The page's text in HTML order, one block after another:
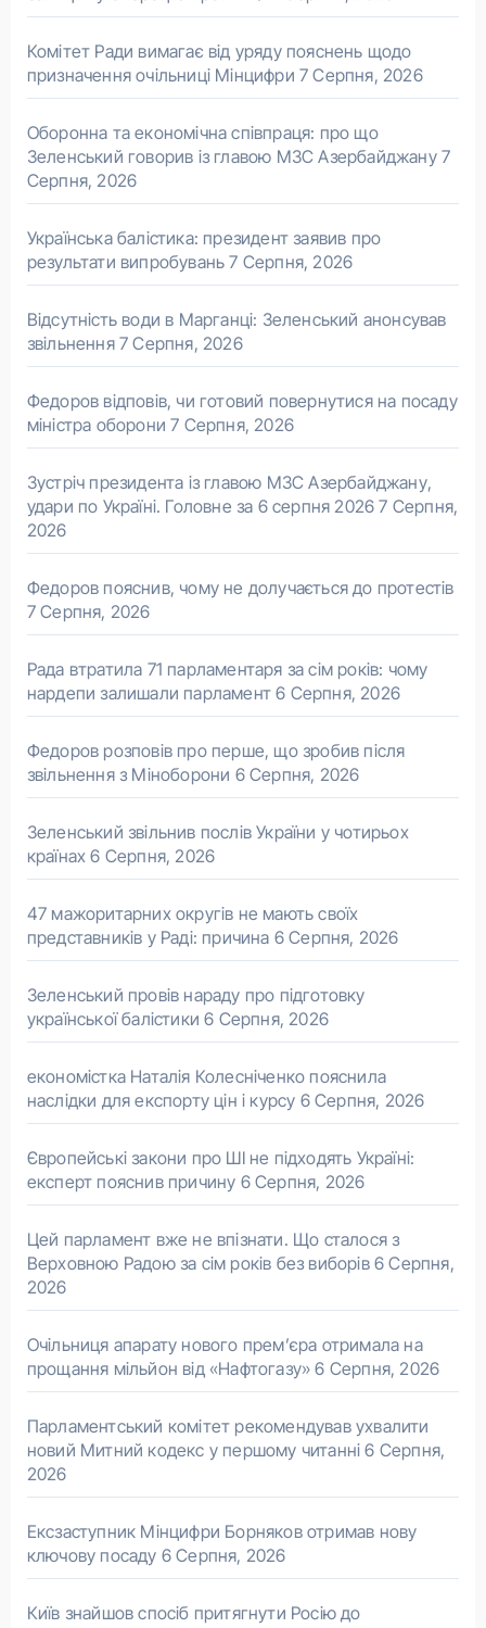
Комітет Ради вимагає від уряду пояснень щодо
призначення очільниці Мінцифри 7 Серпня, 2026
Оборонна та економічна співпраця: про що
Зеленський говорив із главою МЗС Азербайджану 7
Серпня, 2026
Українська балістика: президент заявив про
результати випробувань 7 Серпня, 2026
Відсутність води в Марганці: Зеленський анонсував
звільнення 7 Серпня, 2026
Федоров відповів, чи готовий повернутися на посаду
міністра оборони 7 Серпня, 2026
Зустріч президента із главою МЗС Азербайджану,
удари по Україні. Головне за 6 серпня 2026 7 Серпня,
2026
Федоров пояснив, чому не долучається до протестів
7 Серпня, 2026
Рада втратила 71 парламентаря за сім років: чому
нардепи залишали парламент 6 Серпня, 2026
Федоров розповів про перше, що зробив після
звільнення з Міноборони 6 Серпня, 2026
Зеленський звільнив послів України у чотирьох
країнах 6 Серпня, 2026
47 мажоритарних округів не мають своїх
представників у Раді: причина 6 Серпня, 2026
Зеленський провів нараду про підготовку
української балістики 6 Серпня, 2026
економістка Наталія Колесніченко пояснила
наслідки для експорту цін і курсу 6 Серпня, 2026
Європейські закони про ШІ не підходять Україні:
експерт пояснив причину 6 Серпня, 2026
Цей парламент вже не впізнати. Що сталося з
Верховною Радою за сім років без виборів 6 Серпня,
2026
Очільниця апарату нового прем’єра отримала на
прощання мільйон від «Нафтогазу» 6 Серпня, 2026
Парламентський комітет рекомендував ухвалити
новий Митний кодекс у першому читанні 6 Серпня,
2026
Ексзаступник Мінцифри Борняков отримав нову
ключову посаду 6 Серпня, 2026
Київ знайшов спосіб притягнути Росію до